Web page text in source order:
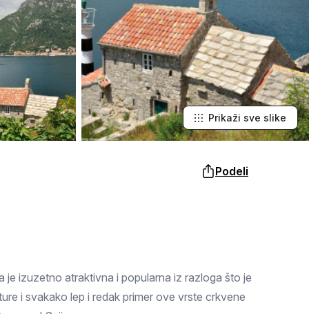
Loznica
Sombor
Zaječar
Vrbas
Majdanpek
Palić
specijaliteta osetićete i na svojim
nepcima.
Prikaži sve slike
Podeli
je izuzetno atraktivna i popularna iz razloga što je
i svakako lep i redak primer ove vrste crkvene